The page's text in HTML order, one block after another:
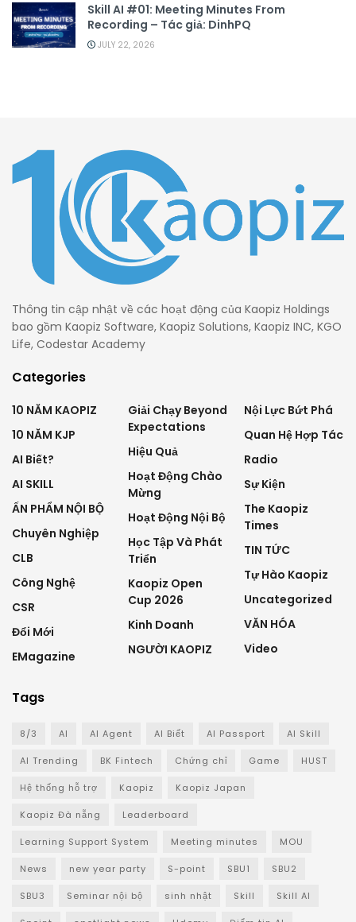
Skill AI #01: Meeting Minutes From
Recording – Tác giả: DinhPQ
JULY 22, 2026
Thông tin cập nhật về các hoạt động của Kaopiz Holdings
bao gồm Kaopiz Software, Kaopiz Solutions, Kaopiz INC, KGO
Life, Codestar Academy
Categories
10 NĂM KAOPIZ
10 NĂM KJP
AI Biết?
AI SKILL
ẤN PHẨM NỘI BỘ
Chuyên Nghiệp
CLB
Công Nghệ
CSR
Đổi Mới
EMagazine
Giải Chạy Beyond
Expectations
Hiệu Quả
Hoạt Động Chào
Mừng
Hoạt Động Nội Bộ
Học Tập Và Phát
Triển
Kaopiz Open
Cup 2026
Kinh Doanh
NGƯỜI KAOPIZ
Nội Lực Bứt Phá
Quan Hệ Hợp Tác
Radio
Sự Kiện
The Kaopiz
Times
TIN TỨC
Tự Hào Kaopiz
Uncategorized
VĂN HÓA
Video
Tags
8/3 AI AI Agent AI Biết AI Passport AI Skill
AI Trending BK Fintech Chứng chỉ Game HUST
Hệ thống hỗ trợ Kaopiz Kaopiz Japan
Kaopiz Đà nẵng Leaderboard
Learning Support System Meeting minutes MOU
News new year party S-point SBU1 SBU2
SBU3 Seminar nội bộ sinh nhật Skill Skill AI